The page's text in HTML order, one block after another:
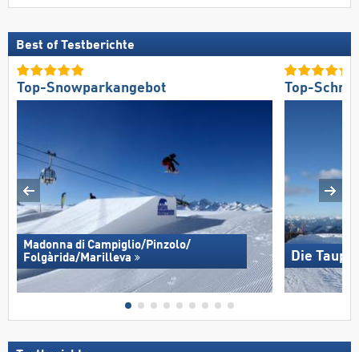
Best of Testberichte
Top-Snowparkangebot
Madonna di Campiglio/​Pinzolo/​
Folgàrida/​Marilleva
Top-
Die